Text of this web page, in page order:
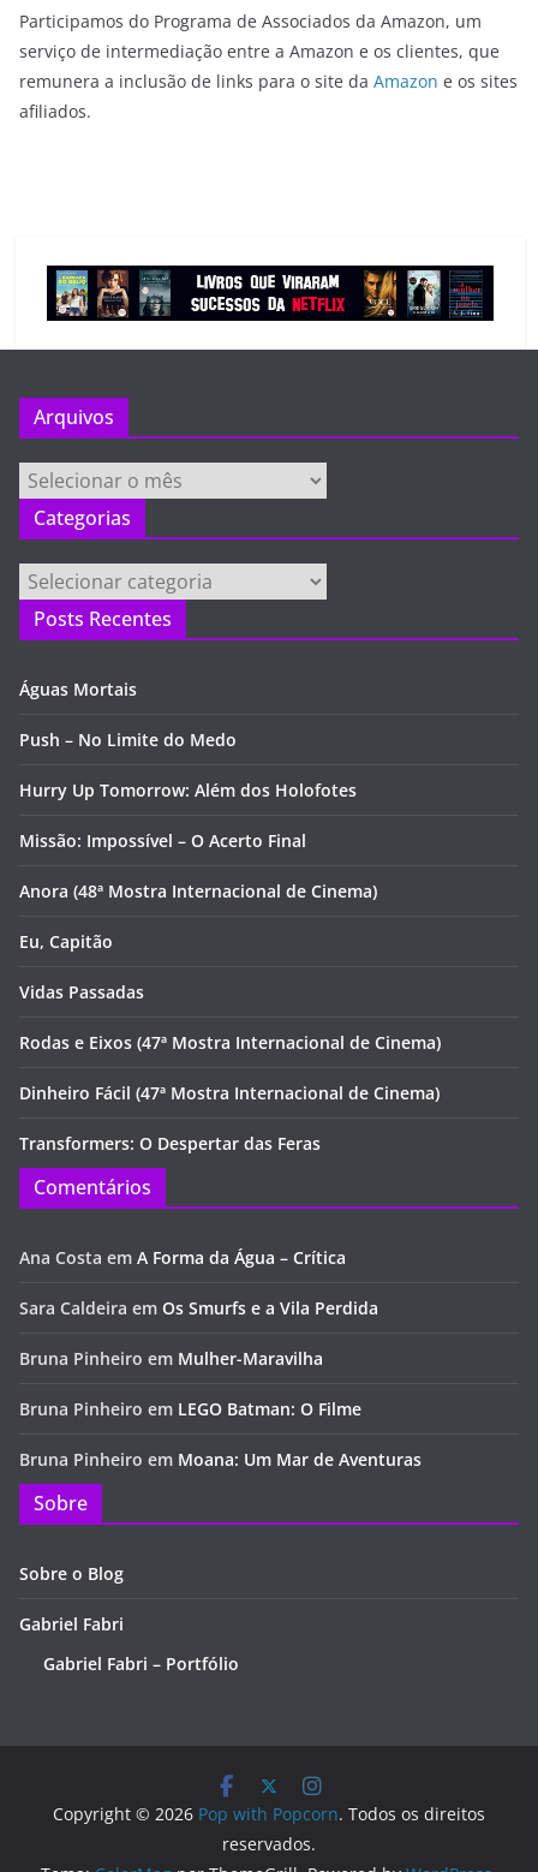
Participamos do Programa de Associados da Amazon, um
serviço de intermediação entre a Amazon e os clientes, que
remunera a inclusão de links para o site da Amazon e os sites
afiliados.
Arquivos
Arquivos
Categorias
Categorias
Posts Recentes
Águas Mortais
Push – No Limite do Medo
Hurry Up Tomorrow: Além dos Holofotes
Missão: Impossível – O Acerto Final
Anora (48ª Mostra Internacional de Cinema)
Eu, Capitão
Vidas Passadas
Rodas e Eixos (47ª Mostra Internacional de Cinema)
Dinheiro Fácil (47ª Mostra Internacional de Cinema)
Transformers: O Despertar das Feras
Comentários
Ana Costa em A Forma da Água – Crítica
Sara Caldeira em Os Smurfs e a Vila Perdida
Bruna Pinheiro em Mulher-Maravilha
Bruna Pinheiro em LEGO Batman: O Filme
Bruna Pinheiro em Moana: Um Mar de Aventuras
Sobre
Sobre o Blog
Gabriel Fabri
Gabriel Fabri – Portfólio
Copyright © 2026 Pop with Popcorn. Todos os direitos
reservados.